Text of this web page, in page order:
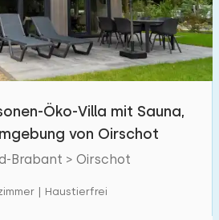
Öko-Villa mit Sauna,
von Oirschot
Brabant > Oirschot
| Haustierfrei